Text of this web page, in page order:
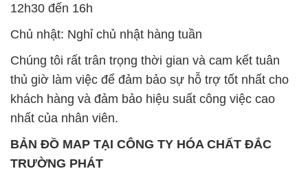
12h30 đến 16h
Chủ nhật: Nghỉ chủ nhật hàng tuần
Chúng tôi rất trân trọng thời gian và cam kết tuân
thủ giờ làm việc để đảm bảo sự hỗ trợ tốt nhất cho
khách hàng và đảm bảo hiệu suất công việc cao
nhất của nhân viên.
BẢN ĐỒ MAP TẠI CÔNG TY HÓA CHẤT ĐẮC
TRƯỜNG PHÁT